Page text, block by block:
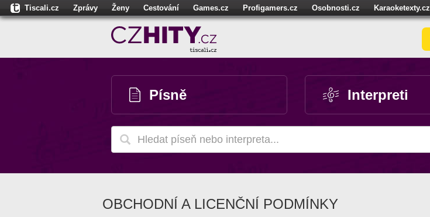
Tiscali.cz Zprávy Ženy Cestování Games.cz Profigamers.cz Osobnosti.cz Karaoketexty.cz
Sport Dokina.cz CZhity.cz
Písně Interpreti
OBCHODNÍ A LICENČNÍ PODMÍNKY